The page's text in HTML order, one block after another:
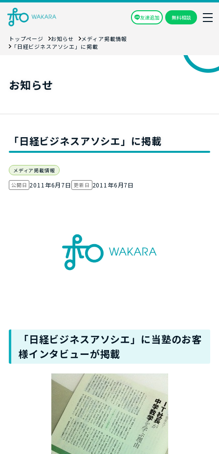
友達追加 無料相談
トップページ お知らせ
メディア掲載情報
「日経ビジネスアソシエ」に掲載
お知らせ
「日経ビジネスアソシエ」に掲載
メディア掲載情報
公開日 2011年6月7日 更新日 2011年6月7日
「日経ビジネスアソシエ」に当塾のお客
様インタビューが掲載